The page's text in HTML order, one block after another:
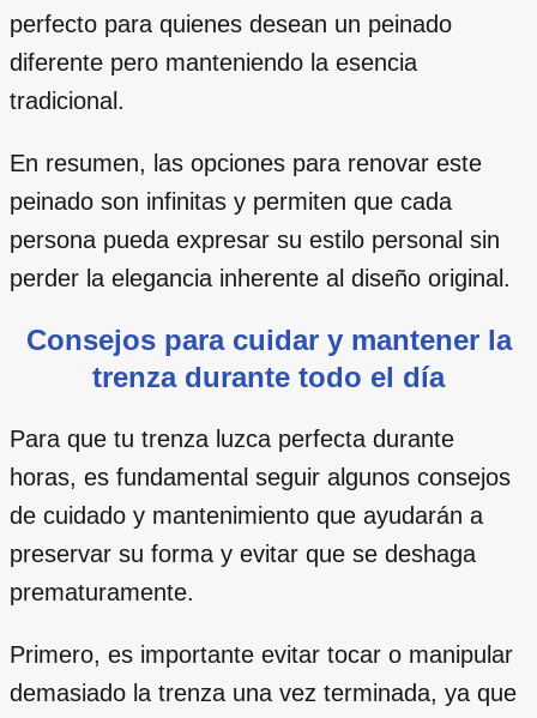
perfecto para quienes desean un peinado
diferente pero manteniendo la esencia
tradicional.
En resumen, las opciones para renovar este
peinado son infinitas y permiten que cada
persona pueda expresar su estilo personal sin
perder la elegancia inherente al diseño original.
Consejos para cuidar y mantener la
trenza durante todo el día
Para que tu trenza luzca perfecta durante
horas, es fundamental seguir algunos consejos
de cuidado y mantenimiento que ayudarán a
preservar su forma y evitar que se deshaga
prematuramente.
Primero, es importante evitar tocar o manipular
demasiado la trenza una vez terminada, ya que